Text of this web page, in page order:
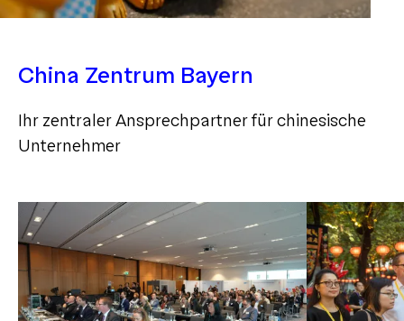
China Zentrum Bayern
Ihr zentraler Ansprechpartner für chinesische
Unternehmer